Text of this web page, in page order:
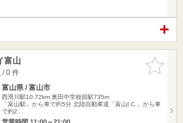
お気に入
りに追加
富山
/ 0 件
富山県 / 富山市
西滑川駅10.72km 奥田中学校前駅735m
「富山駅」から車で約5分 北陸自動車道「富山I.C.」から車
で約2…